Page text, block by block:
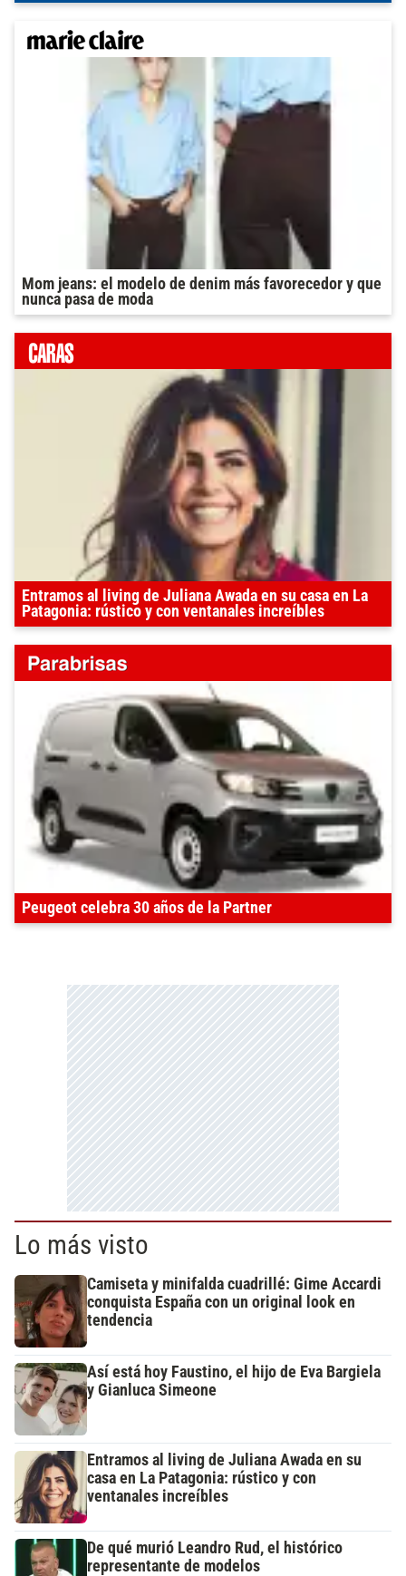
Mom jeans: el modelo de denim más favorecedor y que
nunca pasa de moda
Entramos al living de Juliana Awada en su casa en La
Patagonia: rústico y con ventanales increíbles
Peugeot celebra 30 años de la Partner
Lo más visto
Camiseta y minifalda cuadrillé: Gime Accardi
conquista España con un original look en
tendencia
Así está hoy Faustino, el hijo de Eva Bargiela
y Gianluca Simeone
Entramos al living de Juliana Awada en su
casa en La Patagonia: rústico y con
ventanales increíbles
De qué murió Leandro Rud, el histórico
representante de modelos